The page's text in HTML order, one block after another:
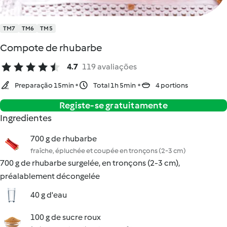
TM7 TM6 TM5
Compote de rhubarbe
4.7 119 avaliações
Preparação 15min Total 1h 5min 4 portions
Registe-se gratuitamente
Ingredientes
700 g de rhubarbe
fraîche, épluchée et coupée en tronçons (2-3 cm)
700 g de rhubarbe surgelée, en tronçons (2-3 cm),
préalablement décongelée
40 g d'eau
100 g de sucre roux